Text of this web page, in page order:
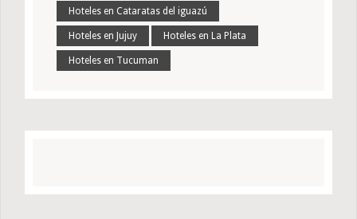
Hoteles en Cataratas del iguazú
Hoteles en Jujuy Hoteles en La Plata
Hoteles en Tucuman